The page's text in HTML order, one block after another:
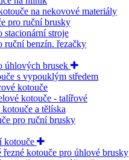
na nekovové materiály
pro ruční brusky
stacionární stroje
ruční benzín. řezačky
úhlových brusek
s vypouklým středem
kotouče
kotouče - talířové
a tělíska
pro ruční brusky
kotouče
řezné kotouče pro úhlové brusky